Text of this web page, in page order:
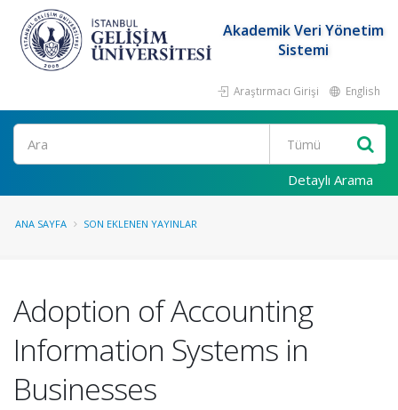
Akademik Veri Yönetim
Sistemi
Araştırmacı Girişi English
Ara
Detaylı Arama
ANA SAYFA SON EKLENEN YAYINLAR
Adoption of Accounting
Information Systems in
Businesses